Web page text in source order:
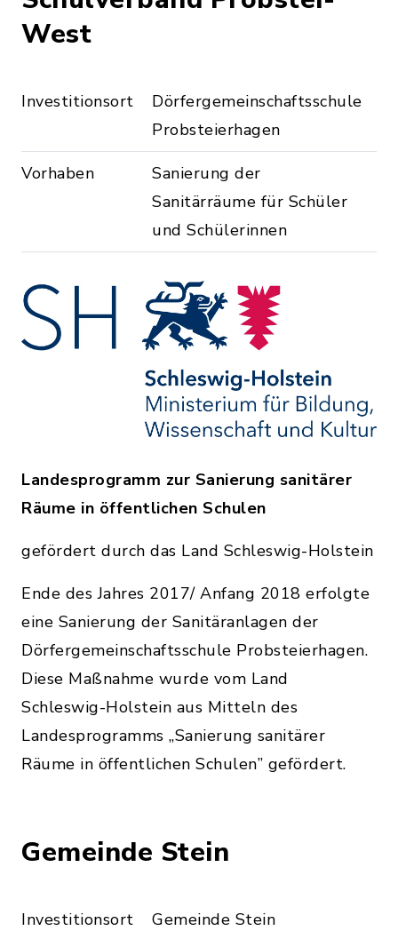
West
Investitionsort
Dörfergemeinschaftsschule
Probsteierhagen
Vorhaben
Sanierung der
Sanitärräume für Schüler
und Schülerinnen
Landesprogramm zur Sanierung sanitärer
Räume in öffentlichen Schulen
gefördert durch das Land Schleswig-Holstein
Ende des Jahres 2017/ Anfang 2018 erfolgte
eine Sanierung der Sanitäranlagen der
Dörfergemeinschaftsschule Probsteierhagen.
Diese Maßnahme wurde vom Land
Schleswig-Holstein aus Mitteln des
Landesprogramms „Sanierung sanitärer
Räume in öffentlichen Schulen” gefördert.
Gemeinde Stein
Investitionsort Gemeinde Stein